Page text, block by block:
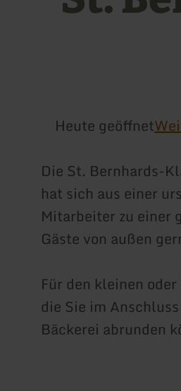
Heute geöffnet
Die St. Bernhards-
hat sich aus einer
Mitarbeiter zu einer
Gäste von außen
Für den kleinen
die Sie im
Bäckerei abrunden